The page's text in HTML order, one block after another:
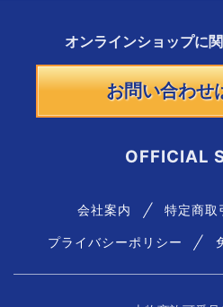
オンラインショップに
お問い合わせ
OFFICIAL
会社案内 特定商取
プライバシーポリシー